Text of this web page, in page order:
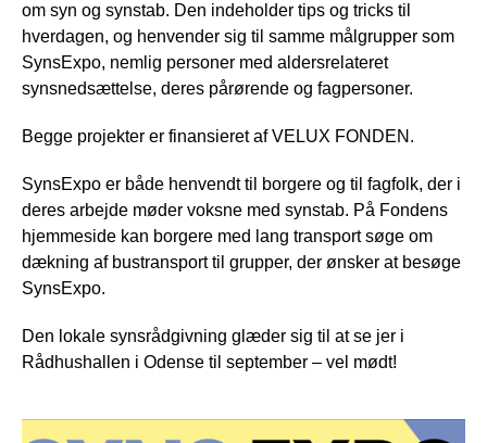
om syn og synstab. Den indeholder tips og tricks til
hverdagen, og henvender sig til samme målgrupper som
SynsExpo, nemlig personer med aldersrelateret
synsnedsættelse, deres pårørende og fagpersoner.
Begge projekter er finansieret af VELUX FONDEN.
SynsExpo er både henvendt til borgere og til fagfolk, der i
deres arbejde møder voksne med synstab. På Fondens
hjemmeside kan borgere med lang transport søge om
dækning af bustransport til grupper, der ønsker at besøge
SynsExpo.
Den lokale synsrådgivning glæder sig til at se jer i
Rådhushallen i Odense til september – vel mødt!